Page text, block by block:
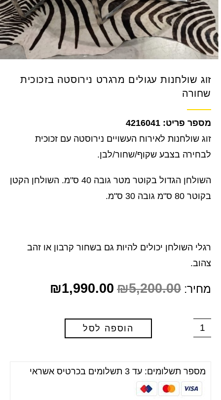
זוג שולחנות עגולים מרגרט נירוסטה בזכוכית
שחורה
4216041
זוג שולחנות לאירוח העשויים נירוסטה עם זכוכית
לבחירה בצבע שקוף/שחור/לבן.
השולחן הגדול בקוטר מטר גובה 40 ס"מ. השולחן הקטן
בקוטר 80 ס"מ גובה 30 ס"מ.
רגלי השולחן יכולים להיות גם בשחור קרבון או זהב
צהוב.
מחיר: ₪5,200.00
₪1,990.00
הוספה לסל
מספר תשלומים: עד 3 תשלומים בכרטיס אשראי